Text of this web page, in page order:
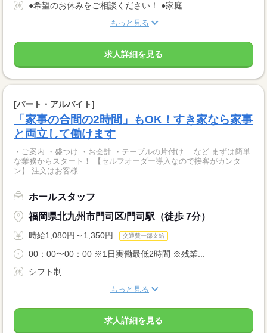
●希望のお休みをご相談ください！ ●家庭...
もっと見る
求人詳細を見る
[パート・アルバイト]
「家事の合間の2時間」もOK！すき家なら家事
と両立して働けます
・ご案内 ・盛つけ ・お会計 ・テーブルの片付け など まずは簡単
な業務からスタート！ 【セルフオーダー導入なので接客がカンタ
ン】 注文はお客様...
ホールスタッフ
福岡県北九州市門司区/門司駅（徒歩 7分）
時給1,080円～1,350円 交通費一部支給
00：00〜00：00 ※1日実働最低2時間 ※残業...
シフト制
もっと見る
求人詳細を見る